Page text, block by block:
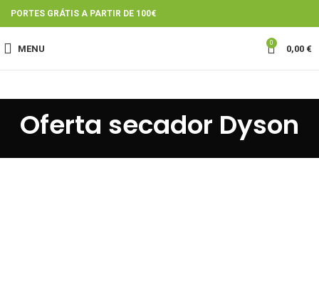
PORTES GRÁTIS A PARTIR DE 100€
MENU
0
0,00 €
Oferta secador Dyson